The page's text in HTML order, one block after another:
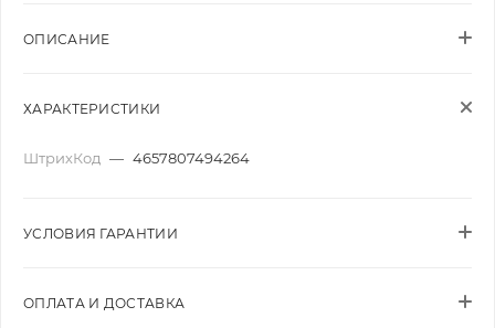
ОПИСАНИЕ
ХАРАКТЕРИСТИКИ
ШтрихКод — 4657807494264
УСЛОВИЯ ГАРАНТИИ
ОПЛАТА И ДОСТАВКА